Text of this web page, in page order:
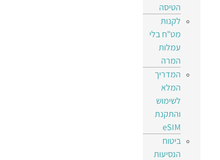
הטיסה
לקנות
מט"ח בלי
עמלות
המרה
המדריך
המלא
לשימוש
והתקנת
eSIM
ביטוח
הנסיעות